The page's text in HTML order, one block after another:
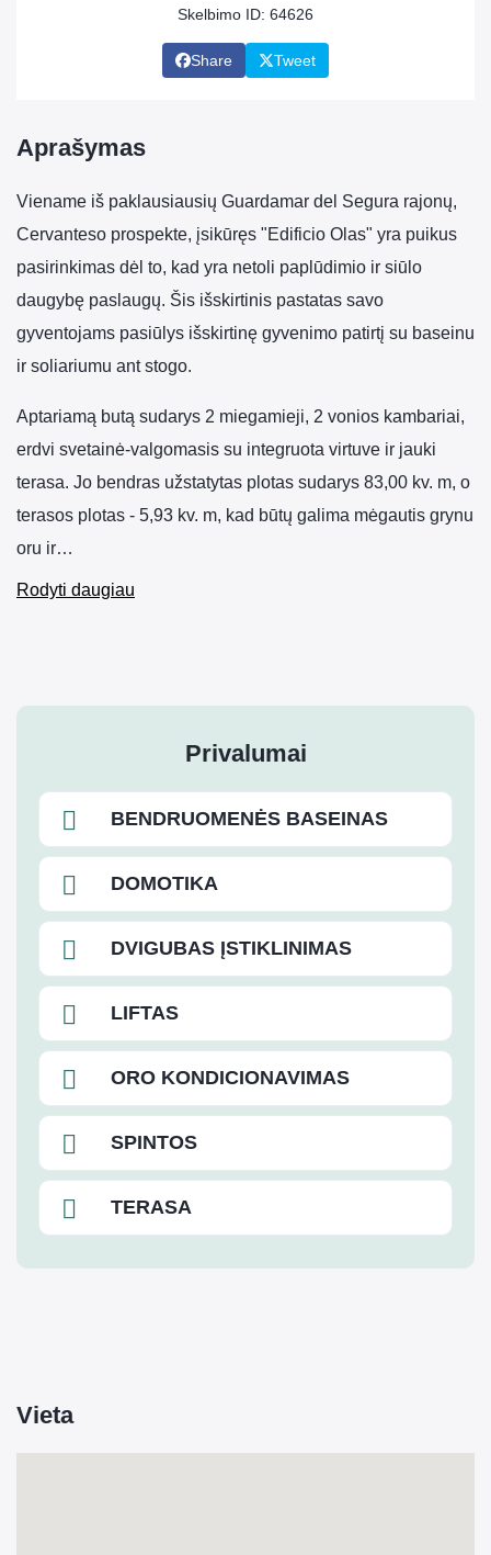
Skelbimo ID: 64626
Share Tweet
Aprašymas
Viename iš paklausiausių Guardamar del Segura rajonų,
Cervanteso prospekte, įsikūręs "Edificio Olas" yra puikus
pasirinkimas dėl to, kad yra netoli paplūdimio ir siūlo
daugybę paslaugų. Šis išskirtinis pastatas savo
gyventojams pasiūlys išskirtinę gyvenimo patirtį su baseinu
ir soliariumu ant stogo.
Aptariamą butą sudarys 2 miegamieji, 2 vonios kambariai,
erdvi svetainė-valgomasis su integruota virtuve ir jauki
terasa. Jo bendras užstatytas plotas sudarys 83,00 kv. m, o
terasos plotas - 5,93 kv. m, kad būtų galima mėgautis grynu
oru ir…
Rodyti daugiau
Privalumai
BENDRUOMENĖS BASEINAS
DOMOTIKA
DVIGUBAS ĮSTIKLINIMAS
LIFTAS
ORO KONDICIONAVIMAS
SPINTOS
TERASA
Vieta